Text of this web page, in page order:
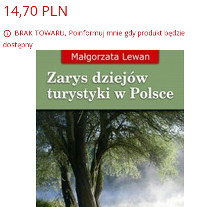
14,70 PLN
BRAK TOWARU, Poinformuj mnie gdy produkt będzie
dostępny